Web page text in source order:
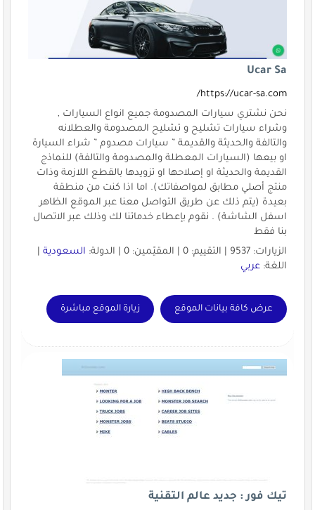
Ucar Sa
https://ucar-sa.com/
نحن نشتري سيارات المصدومة جميع انواع السيارات ,
وشراء سيارات تشليح و تشليح المصدومة والعطلانه
والتالفة والحديثة والقديمة ” سيارات مصدوم ” شراء السيارة
او بيعها (السيارات المعطلة والمصدومة والتالفة) للنماذج
القديمة والحديثة او إصلاحها او تزويدها بالقطع اللازمة وذات
منتج أصلي مطابق لمواصفاتك). اما اذا كنت من منطقة
بعيدة (يتم ذلك عن طريق التواصل معنا عبر الموقع الظاهر
اسفل الشاشة) . نقوم بإعطاء خدماتنا لك وذلك عبر الاتصال
بنا فقط
الزيارات: 9537 | التقييم: 0 | المقيّمين: 0 | الدولة:
السعودية|
اللغة: عربي
عرض كافة بيانات الموقع زيارة الموقع مباشرة
تيك فور : جديد عالم التقنية